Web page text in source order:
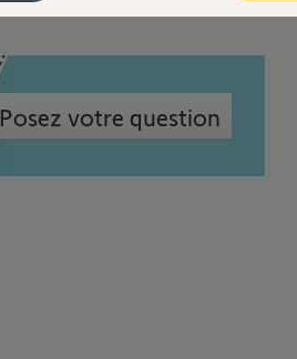
Posez votre question